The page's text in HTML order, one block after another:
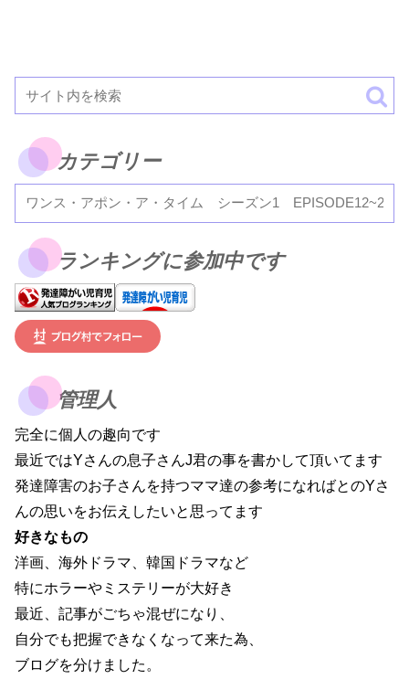
カテゴリー
ランキングに参加中です
管理人
完全に個人の趣向です
最近ではYさんの息子さんJ君の事を書かして頂いてます
発達障害のお子さんを持つママ達の参考になればとのYさ
んの思いをお伝えしたいと思ってます
好きなもの
洋画、海外ドラマ、韓国ドラマなど
特にホラーやミステリーが大好き
最近、記事がごちゃ混ぜになり、
自分でも把握できなくなって来た為、
ブログを分けました。